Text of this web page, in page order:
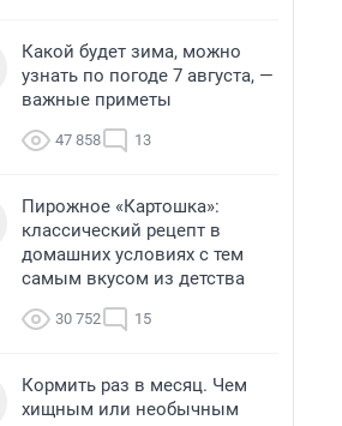
Какой будет зима, можно
узнать по погоде 7 августа, —
важные приметы
47 858 13
Пирожное «Картошка»:
классический рецепт в
домашних условиях с тем
самым вкусом из детства
30 752 15
Кормить раз в месяц. Чем
хищным или необычным